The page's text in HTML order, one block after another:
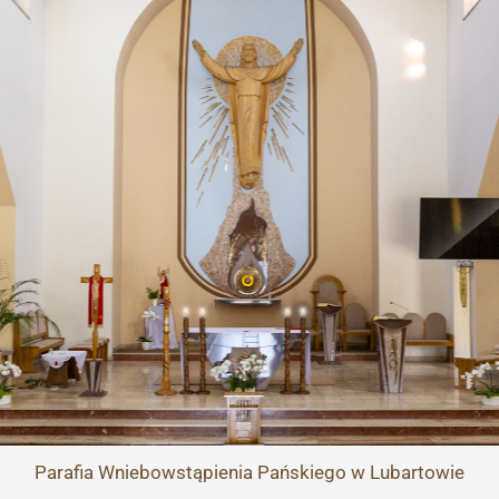
Przejdź
Parafia Wniebowstąpienia Pańskiego w Lubartowie